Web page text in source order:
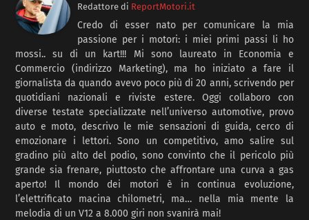
Redattore di ReportMotori.it
Credo di esser nato per comunicare la mia
passione per i motori: i miei primi passi li ho
mossi.. su di un kart!!! Mi sono laureato in Economia e
Commercio (indirizzo Marketing), ma ho iniziato a fare il
giornalista da quando avevo poco più di 20 anni, scrivendo per
quotidiani nazionali e riviste estere. Oggi collaboro con
diverse testate specializzate nell’universo automotive, provo
auto e moto, descrivo le mie sensazioni di guida, cerco di
emozionare i lettori. Sono un competitivo, amo salire sul
gradino più alto del podio, sono convinto che il pericolo più
grande sia frenare, piuttosto che affrontare una curva a gas
aperto! Il mondo dei motori è in continua evoluzione,
l’elettrificato macina chilometri, ma… nella mia mente la
melodia di un V12 a 8.000 giri non svanirà mai!